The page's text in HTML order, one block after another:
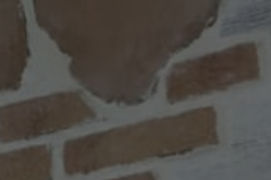
Contatti
News